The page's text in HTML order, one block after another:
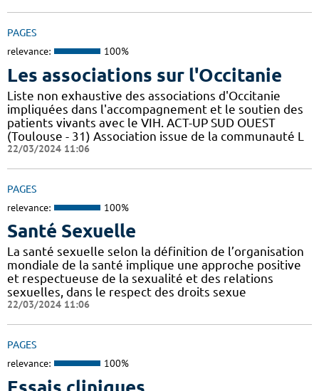
PAGES
relevance: 100%
Les associations sur l'Occitanie
Liste non exhaustive des associations d'Occitanie
impliquées dans l'accompagnement et le soutien des
patients vivants avec le VIH. ACT-UP SUD OUEST
(Toulouse - 31) Association issue de la communauté L
22/03/2024 11:06
PAGES
relevance: 100%
Santé Sexuelle
La santé sexuelle selon la définition de l’organisation
mondiale de la santé implique une approche positive
et respectueuse de la sexualité et des relations
sexuelles, dans le respect des droits sexue
22/03/2024 11:06
PAGES
relevance: 100%